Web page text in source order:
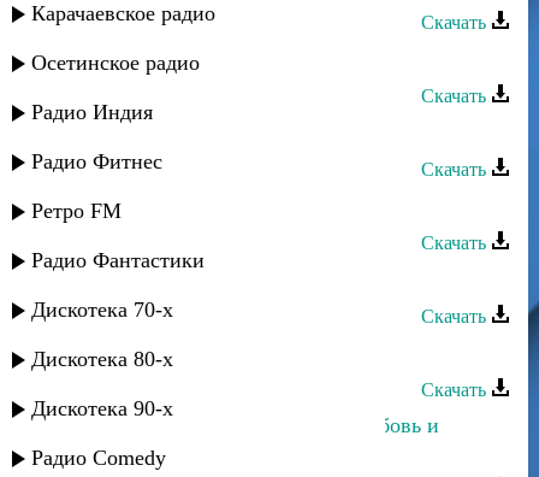
Карачаевское радио
Осетинское радио
Радио Индия
Радио Фитнес
Ретро FM
Радио Фантастики
Дискотека 70-х
Дискотека 80-х
Дискотека 90-х
Радио Comedy
Скачать
Рашид Багатаев - Цветочек
Скачать
Скачать
Рашид Багатаев - Солнышко
Скачать
Рашид Багатаев - Свадьба
Скачать
Рашид Багатаев - Мой отец
Скачать
Марианна И Рашид Багатаев - Любовь и
счастье